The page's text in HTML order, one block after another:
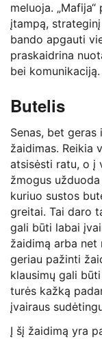
meluoja.
įtampą,
bando apgauti
praskaidrina
bei komunikaciją.
Butelis
Senas, bet
žaidimas. Reikia
atsisėsti ratu, o į
žmogus
kuriuo sustos
greitai. Tai daro
gali būti labai
žaidimą arba net
geriau pažinti
klausimų gali
turės kažką
įvairaus
Į šį žaidimą yra